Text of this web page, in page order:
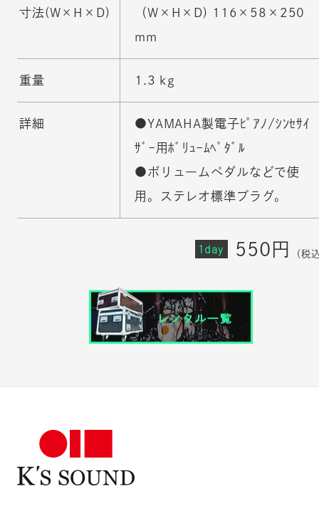
寸法(W×H×D)
（W×H×D) 116×58×250
mm
重量 1.3 kg
詳細
●YAMAHA製電子ﾋﾟｱﾉ/ｼﾝｾｻｲ
ｻﾞｰ用ﾎﾞﾘｭｰﾑﾍﾟﾀﾞﾙ
●ボリュームペダルなどで使
用。ステレオ標準プラグ。
1day 550円 （税